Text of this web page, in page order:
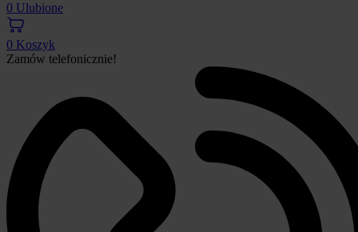
0 Ulubione
0 Koszyk
Zamów telefonicznie!